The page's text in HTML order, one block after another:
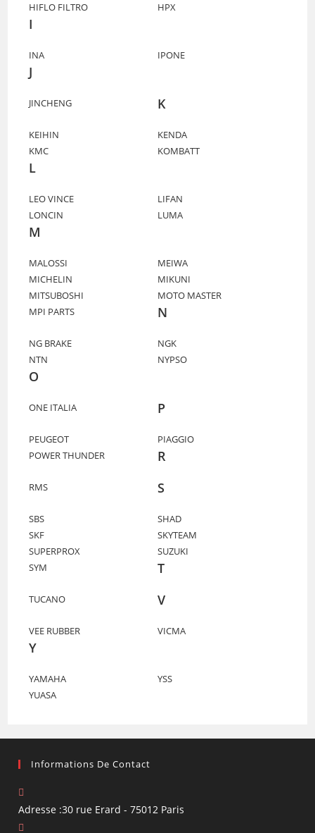
HIFLO FILTRO HPX
I
INA IPONE
J
JINCHENG K
KEIHIN
KENDA
KMC
KOMBATT
L
LEO VINCE
LIFAN
LONCIN
LUMA
M
MALOSSI
MEIWA
MICHELIN
MIKUNI
MITSUBOSHI
MOTO MASTER
MPI PARTS
N
NG BRAKE
NGK
NTN
NYPSO
O
ONE ITALIA P
PEUGEOT
PIAGGIO
POWER THUNDER
R
RMS S
SBS
SHAD
SKF
SKYTEAM
SUPERPROX
SUZUKI
SYM
T
TUCANO V
VEE RUBBER VICMA
Y
YAMAHA
YSS
YUASA
Informations De Contact
Adresse :30 rue Erard - 75012 Paris